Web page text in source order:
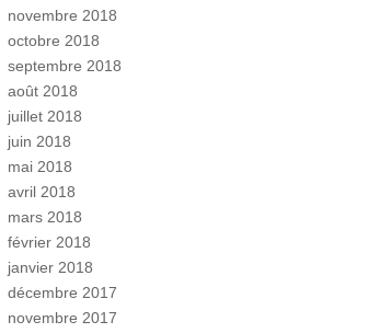
novembre 2018
octobre 2018
septembre 2018
août 2018
juillet 2018
juin 2018
mai 2018
avril 2018
mars 2018
février 2018
janvier 2018
décembre 2017
novembre 2017